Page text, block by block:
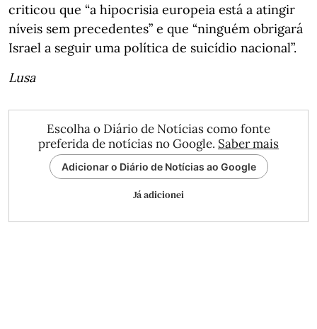
criticou que “a hipocrisia europeia está a atingir
níveis sem precedentes” e que “ninguém obrigará
Israel a seguir uma política de suicídio nacional”.
Lusa
Escolha o Diário de Notícias como fonte
preferida de notícias no Google. Saber mais
Adicionar o Diário de Notícias ao Google
Já adicionei